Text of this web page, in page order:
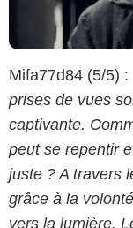
Mifa77d84 (5/5) :
prises de vues
captivante.
peut se repentir
juste ? A travers
grâce à la
vers la lumière.